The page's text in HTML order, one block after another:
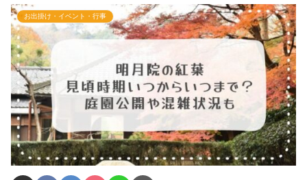
お出掛け・イベント・行事